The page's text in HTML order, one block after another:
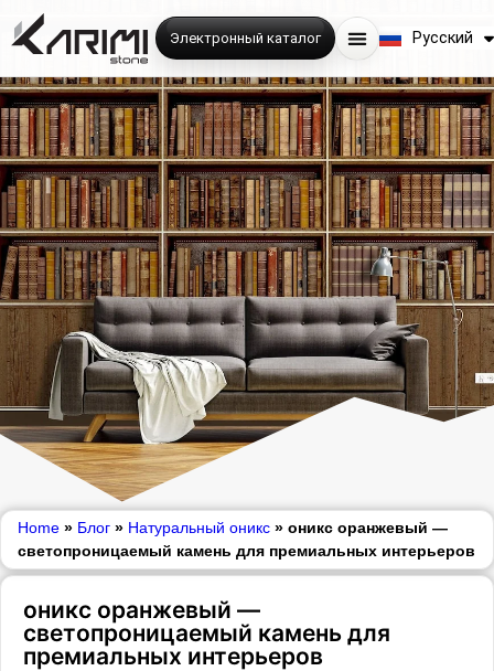
Русский
فارسی
Электронный каталог
Home » Блог » Натуральный оникс » оникс оранжевый —
светопроницаемый камень для премиальных интерьеров
оникс оранжевый —
светопроницаемый камень для
премиальных интерьеров